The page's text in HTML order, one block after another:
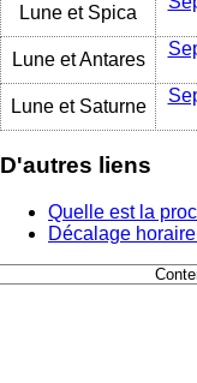
Lune et Spica
Lune et Antares
Lune et Saturne
D'autres liens
Quelle est la
Décalage